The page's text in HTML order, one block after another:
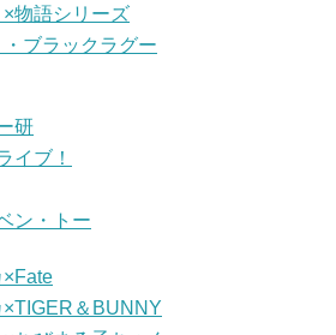
物語シリーズ
ブラックラグー
研
イブ！
ン・トー
＆BUNNY